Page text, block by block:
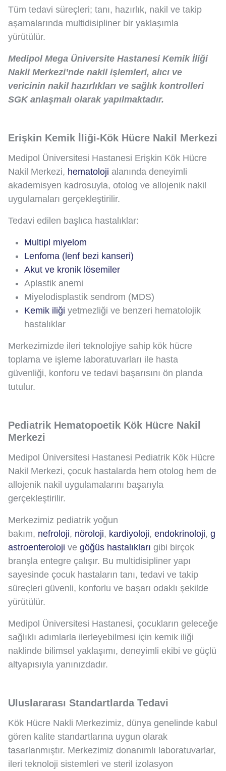
Tüm tedavi süreçleri; tanı, hazırlık, nakil ve takip
aşamalarında multidisipliner bir yaklaşımla
yürütülür.
Medipol Mega Üniversite Hastanesi Kemik İliği
Nakli Merkezi’nde nakil işlemleri, alıcı ve
vericinin nakil hazırlıkları ve sağlık kontrolleri
SGK anlaşmalı olarak yapılmaktadır.
Erişkin Kemik İliği-Kök Hücre Nakil Merkezi
Medipol Üniversitesi Hastanesi Erişkin Kök Hücre
Nakil Merkezi, hematoloji alanında deneyimli
akademisyen kadrosuyla, otolog ve allojenik nakil
uygulamaları gerçekleştirilir.
Tedavi edilen başlıca hastalıklar:
Multipl miyelom
Lenfoma (lenf bezi kanseri)
Akut ve kronik lösemiler
Aplastik anemi
Miyelodisplastik sendrom (MDS)
Kemik iliği yetmezliği ve benzeri hematolojik
hastalıklar
Merkezimizde ileri teknolojiye sahip kök hücre
toplama ve işleme laboratuvarları ile hasta
güvenliği, konforu ve tedavi başarısını ön planda
tutulur.
Pediatrik Hematopoetik Kök Hücre Nakil
Merkezi
Medipol Üniversitesi Hastanesi Pediatrik Kök Hücre
Nakil Merkezi, çocuk hastalarda hem otolog hem de
allojenik nakil uygulamalarını başarıyla
gerçekleştirilir.
Merkezimiz pediatrik yoğun
bakım, nefroloji, nöroloji, kardiyoloji, endokrinoloji, g
astroenteroloji ve göğüs hastalıkları gibi birçok
branşla entegre çalışır. Bu multidisipliner yapı
sayesinde çocuk hastaların tanı, tedavi ve takip
süreçleri güvenli, konforlu ve başarı odaklı şekilde
yürütülür.
Medipol Üniversitesi Hastanesi, çocukların geleceğe
sağlıklı adımlarla ilerleyebilmesi için kemik iliği
naklinde bilimsel yaklaşımı, deneyimli ekibi ve güçlü
altyapısıyla yanınızdadır.
Uluslararası Standartlarda Tedavi
Kök Hücre Nakli Merkezimiz, dünya genelinde kabul
gören kalite standartlarına uygun olarak
tasarlanmıştır. Merkezimiz donanımlı laboratuvarlar,
ileri teknoloji sistemleri ve steril izolasyon